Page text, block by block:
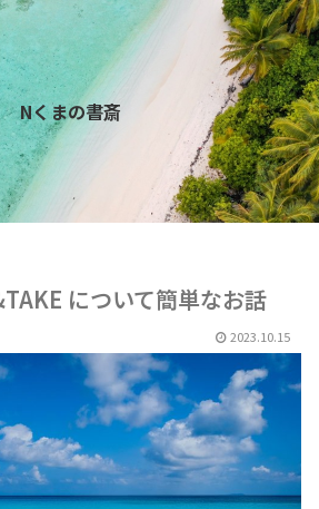
Nくまの書斎
について簡単なお話
2023.10.15